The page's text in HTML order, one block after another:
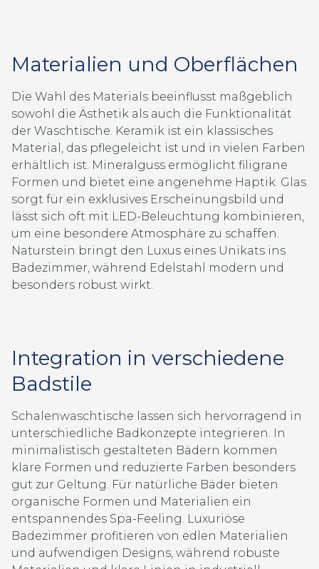
Materialien und Oberflächen
Die Wahl des Materials beeinflusst maßgeblich
sowohl die Ästhetik als auch die Funktionalität
der Waschtische. Keramik ist ein klassisches
Material, das pflegeleicht ist und in vielen Farben
erhältlich ist. Mineralguss ermöglicht filigrane
Formen und bietet eine angenehme Haptik. Glas
sorgt für ein exklusives Erscheinungsbild und
lässt sich oft mit LED-Beleuchtung kombinieren,
um eine besondere Atmosphäre zu schaffen.
Naturstein bringt den Luxus eines Unikats ins
Badezimmer, während Edelstahl modern und
besonders robust wirkt.
Integration in verschiedene
Badstile
Schalenwaschtische lassen sich hervorragend in
unterschiedliche Badkonzepte integrieren. In
minimalistisch gestalteten Bädern kommen
klare Formen und reduzierte Farben besonders
gut zur Geltung. Für natürliche Bäder bieten
organische Formen und Materialien ein
entspannendes Spa-Feeling. Luxuriöse
Badezimmer profitieren von edlen Materialien
und aufwendigen Designs, während robuste